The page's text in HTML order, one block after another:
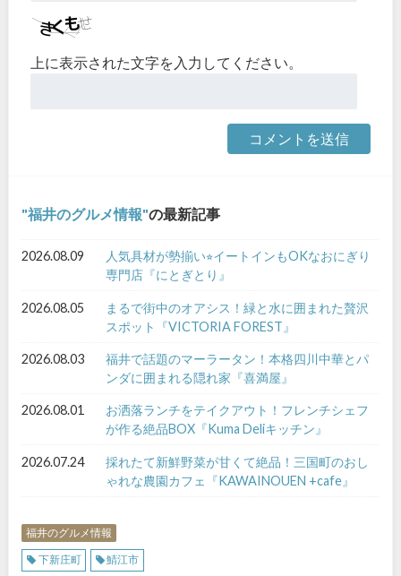
上に表示された文字を入力してください。
福井のグルメ情報 の最新記事
2026.08.09
人気具材が勢揃い⭐︎イートインもOKなおにぎり
専門店『にとぎとり』
2026.08.05
まるで街中のオアシス！緑と水に囲まれた贅沢
スポット『VICTORIA FOREST』
2026.08.03
福井で話題のマーラータン！本格四川中華とパ
ンダに囲まれる隠れ家『喜満屋』
2026.08.01
お洒落ランチをテイクアウト！フレンチシェフ
が作る絶品BOX『Kuma Deliキッチン』
2026.07.24
採れたて新鮮野菜が甘くて絶品！三国町のおし
ゃれな農園カフェ『KAWAINOUEN +cafe』
福井のグルメ情報
下新庄町
鯖江市